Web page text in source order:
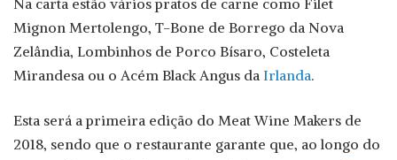
Na carta estão vários pratos de carne como Filet
Mignon Mertolengo, T-Bone de Borrego da Nova
Zelândia, Lombinhos de Porco Bísaro, Costeleta
Mirandesa ou o Acém Black Angus da Irlanda.
Esta será a primeira edição do Meat Wine Makers de
2018, sendo que o restaurante garante que, ao longo do